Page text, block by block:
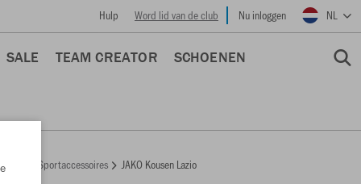
Hulp Word lid van de club Nu inloggen NL
SALE TEAM CREATOR SCHOENEN
Sportaccessoires JAKO Kousen Lazio